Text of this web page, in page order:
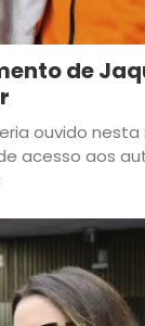
de
ouvido
acesso aos